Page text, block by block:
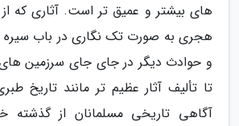
های بیشتر و عمیق تر است. آثاری
هجری به صورت تک نگاری در باب سیره
و حوادث دیگر در جای جای سرزمین
تا تألیف آثار عظیم تر مانند تاریخ
آگاهی تاریخی مسلمانان از